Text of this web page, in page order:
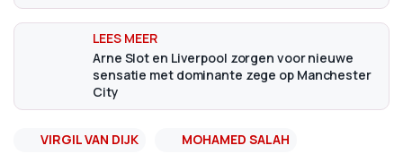
Arne Slot en Liverpool zorgen voor nieuwe
sensatie met dominante zege op Manchester
City
VIRGIL VAN DIJK
MOHAMED SALAH